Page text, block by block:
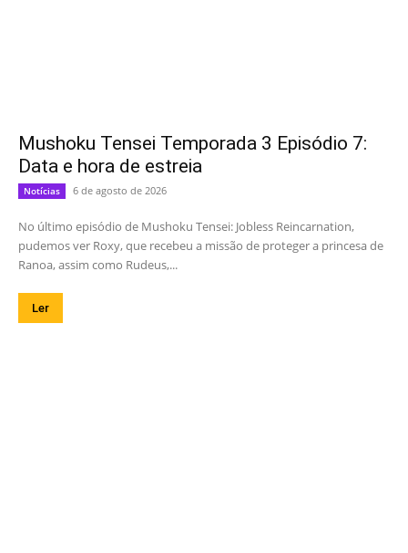
Mushoku Tensei Temporada 3 Episódio 7:
Data e hora de estreia
Notícias 6 de agosto de 2026
No último episódio de Mushoku Tensei: Jobless Reincarnation,
pudemos ver Roxy, que recebeu a missão de proteger a princesa de
Ranoa, assim como Rudeus,...
Ler